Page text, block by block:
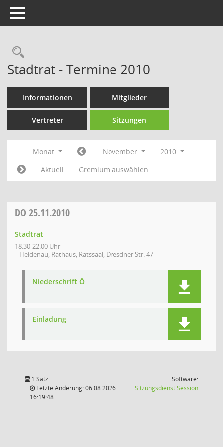
Toggle navigation
Rechercheauswahl
Stadtrat - Termine 2010
Informationen Mitglieder
Vertreter Sitzungen
Monat November
2010
Aktuell
Gremium auswählen
DO 25.11.2010
Stadtrat
18:30-22:00 Uhr
Heidenau, Rathaus, Ratssaal, Dresdner Str. 47
Niederschrift Ö
Einladung
1 Satz
Letzte Änderung: 06.08.2026
16:19:48
Software:
SitzungsdienstSession(Wird in